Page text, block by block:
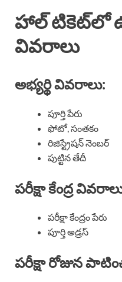
హాల్ టికెట్‌లో
వివరాలు
అభ్యర్థి వివరాలు:
పూర్తి పేరు
ఫోటో, సంతకం
రిజిస్ట్రేషన్ నెంబర్
పుట్టిన తేదీ
పరీక్షా కేంద్ర
పరీక్షా కేంద్రం పేరు
పూర్తి అడ్రస్
పరీక్షా రోజున